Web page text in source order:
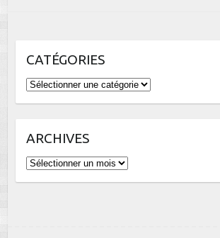
CATÉGORIES
Catégories
ARCHIVES
Archives